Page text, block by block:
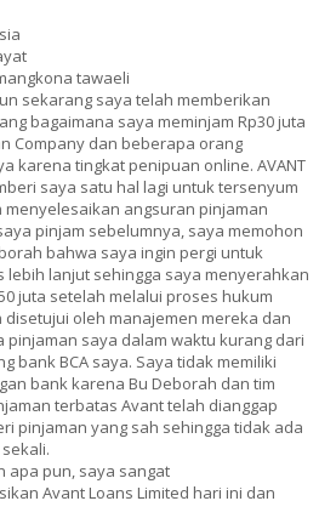
tawaeli
sekarang saya telah memberikan
bagaimana saya meminjam Rp30 juta
Company dan beberapa orang
karena tingkat penipuan online. AVANT
saya satu hal lagi untuk tersenyum
menyelesaikan angsuran pinjaman
pinjam sebelumnya, saya memohon
bahwa saya ingin pergi untuk
lebih lanjut sehingga saya menyerahkan
juta setelah melalui proses hukum
disetujui oleh manajemen mereka dan
pinjaman saya dalam waktu kurang dari
bank BCA saya. Saya tidak memiliki
bank karena Bu Deborah dan tim
terbatas Avant telah dianggap
pinjaman yang sah sehingga tidak ada
apa pun, saya sangat
Avant Loans Limited hari ini dan